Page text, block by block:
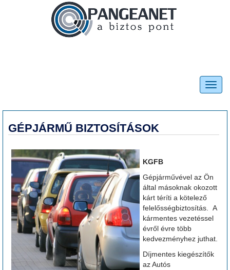
GÉPJÁRMŰ BIZTOSÍTÁSOK
KGFB
Gépjárművével az Ön
által másoknak okozott
kárt téríti a kötelező
felelősségbiztosítás. A
kármentes vezetéssel
évről évre több
kedvezményhez juthat.
Díjmentes kiegészítők
az Autós